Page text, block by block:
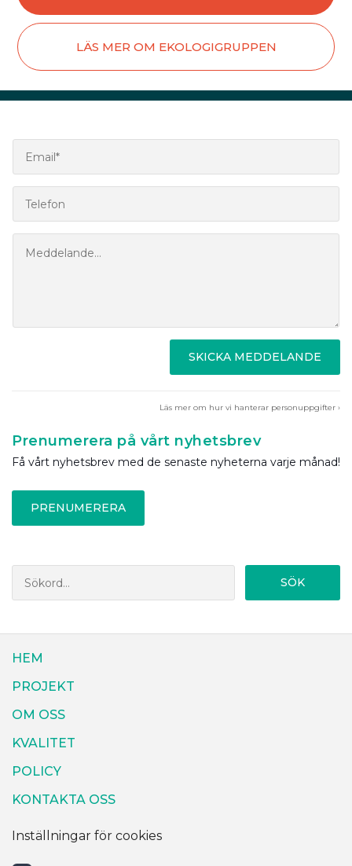
LÄS MER OM EKOLOGIGRUPPEN
SKICKA MEDDELANDE
Läs mer om hur vi hanterar personuppgifter ›
Prenumerera på vårt nyhetsbrev
Få vårt nyhetsbrev med de senaste nyheterna varje månad!
PRENUMERERA
SÖK
HEM
PROJEKT
OM OSS
KVALITET
POLICY
KONTAKTA OSS
Inställningar för cookies